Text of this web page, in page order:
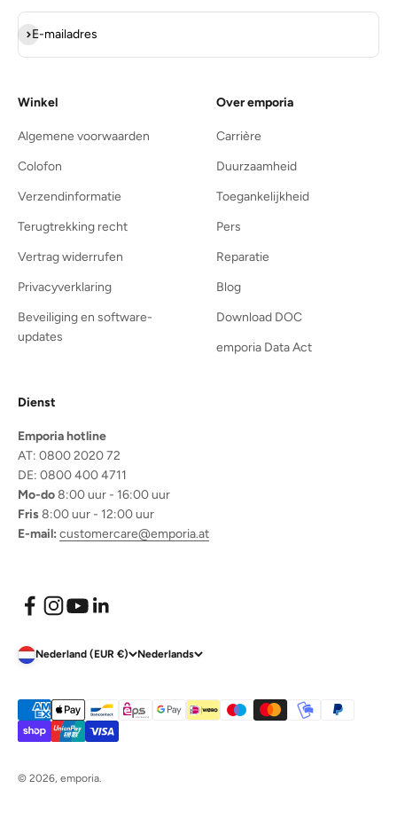
E-mailadres
Abonneren
Winkel
Algemene voorwaarden
Colofon
Verzendinformatie
Terugtrekking recht
Vertrag widerrufen
Privacyverklaring
Beveiliging en software-
updates
Over emporia
Carrière
Duurzaamheid
Toegankelijkheid
Pers
Reparatie
Blog
Download DOC
emporia Data Act
Dienst
Emporia hotline
AT: 0800 2020 72
DE: 0800 400 4711
Mo-do8:00 uur - 16:00 uur
Fris8:00 uur - 12:00 uur
E-mail: customercare@emporia.at
Nederland (EUR €) Nederlands
© 2026, emporia.